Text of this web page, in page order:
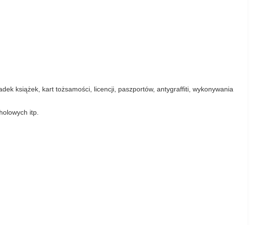
książek, kart tożsamości, licencji, paszportów, antygraffiti, wykonywania
itp.